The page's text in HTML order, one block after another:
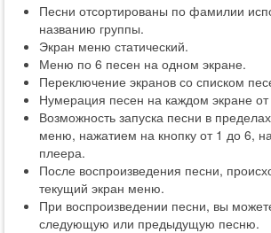
Песни отсортированы по фамилии
названию группы.
Экран меню статический.
Меню по 6 песен на одном экране.
Переключение экранов со списком
Нумерация песен на каждом экране
Возможность запуска песни в
меню, нажатием на кнопку от 1 до 6,
плеера.
После воспроизведения песни,
текущий экран меню.
При воспроизведении песни, вы
следующую или предыдущую песню.